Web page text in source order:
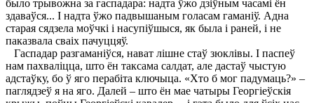
было трывожна за гаспадара: надта ўжо дзіўным часамі ён
здаваўся... I надта ўжо падвышаным голасам гаманіў. Адна
старая сядзела моўчкі і насупіўшыся, як была і раней, і не
паказвала сваіх пачуццяў.
Гаспадар разгаманіўся, нават лішне стаў зюклівы. I паспеў
нам пахваліцца, што ён таксама салдат, але дастаў чыстую
адстаўку, бо ў яго перабіта ключыца. «Хто б мог падумаць?» –
паглядзеў я на яго. Далей – што ён мае чатыры Георгіеўскія